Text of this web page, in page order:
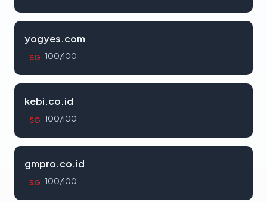
yogyes.com
SG 100/100
kebi.co.id
SG 100/100
gmpro.co.id
SG 100/100